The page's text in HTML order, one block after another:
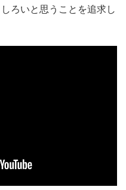
ろいと思うことを追求し